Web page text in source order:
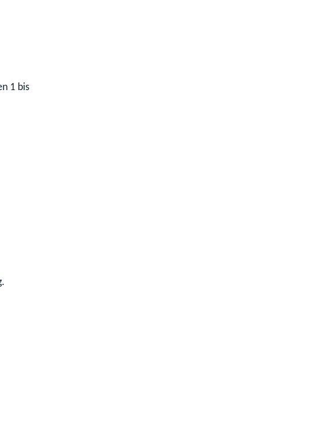
bis 3 ab, ist für ihre Anwendung eine vorhabenbezogene